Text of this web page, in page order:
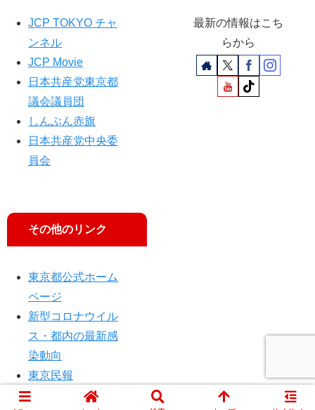
JCP TOKYO チャ
ンネル
JCP Movie
日本共産党東京都
議会議員団
しんぶん赤旗
日本共産党中央委
員会
その他のリンク
東京都公式ホーム
ページ
新型コロナウイル
ス・都内の最新感
染動向
東京民報
最新の情報はこち
らから